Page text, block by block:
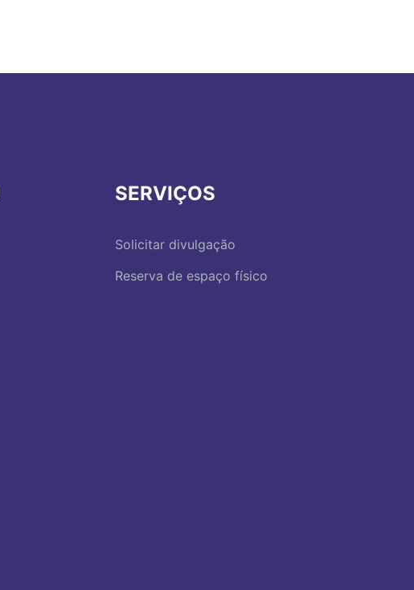
SERVIÇOS
Solicitar divulgação
Reserva de espaço físico